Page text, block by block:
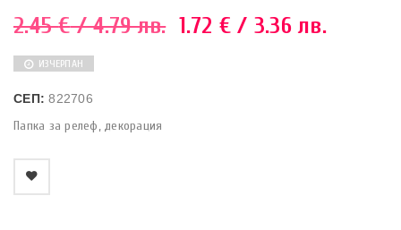
2.45€/ 4.79 лв. 1.72 € / 3.36 лв.
ИЗЧЕРПАН
СЕП:822706
Папка за релеф, декорация